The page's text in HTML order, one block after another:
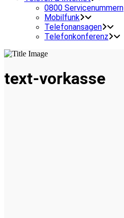
0800 Servicenummern
Mobilfunk
Telefonansagen
Telefonkonferenz
text-vorkasse